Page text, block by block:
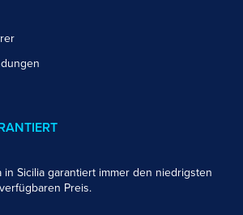
in Sicilia garantiert immer den niedrigsten
Preis.